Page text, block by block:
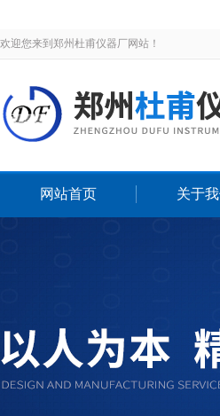
欢迎您来到郑州杜甫仪器厂网站！
网站首页 关于